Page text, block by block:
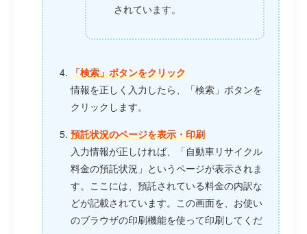
されています。
「検索」ボタンをクリック
情報を正しく入力したら、「検索」ボタンを
クリックします。
預託状況のページを表示・印刷
入力情報が正しければ、「自動車リサイクル
料金の預託状況」というページが表示されま
す。ここには、預託されている料金の内訳な
どが記載されています。この画面を、お使い
のブラウザの印刷機能を使って印刷してくだ